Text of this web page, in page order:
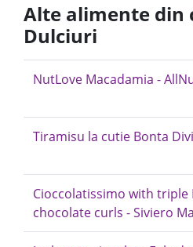
Alte alimente din
Dulciuri
NutLove Macadamia -
Tiramisu la cutie Bonta
Cioccolatissimo with triple
chocolate curls - Siviero